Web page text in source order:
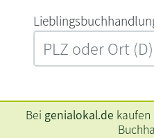
Bei genialokal.de